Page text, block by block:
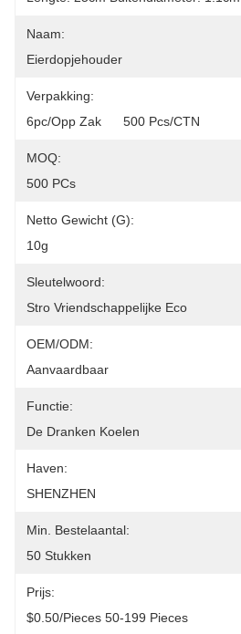
Naam:
Eierdopjehouder
Verpakking:
6pc/opp Zak      500 Pcs/CTN
MOQ:
500 PCs
Netto Gewicht (g):
10g
Sleutelwoord:
Stro Vriendschappelijke Eco
OEM/ODM:
Aanvaardbaar
Functie:
De Dranken Koelen
Haven:
SHENZHEN
Min. Bestelaantal:
50 Stukken
Prijs:
$0.50/pieces 50-199 Pieces